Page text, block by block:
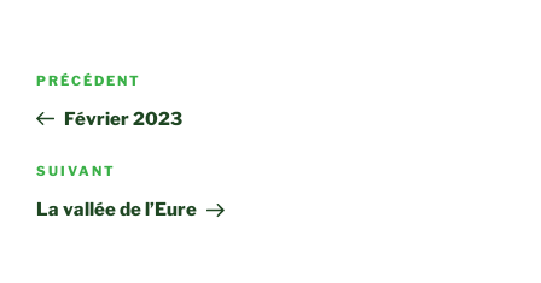
Navigation
l’article
Article
précédent
PRÉCÉDENT
Février 2023
Article
suivant
SUIVANT
La vallée de l’Eure